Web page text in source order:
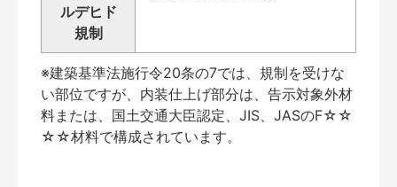
ルデヒド
規制
※建築基準法施行令20条の7では、規制を受けな
い部位ですが、内装仕上げ部分は、告示対象外材
料または、国土交通大臣認定、JIS、JASのF☆☆
☆☆材料で構成されています。